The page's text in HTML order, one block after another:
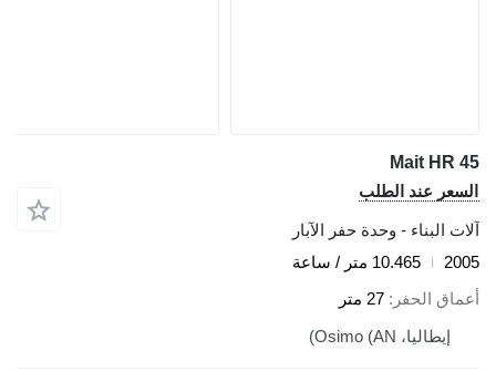
Mait HR 45
السعر عند الطلب
آلات البناء - وحدة حفر الآبار
2005
10.465 متر / ساعة
أعماق الحفر
27 متر
إيطاليا، Osimo (AN)